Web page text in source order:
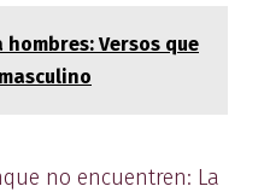
hombres: Versos que
no encuentren: La